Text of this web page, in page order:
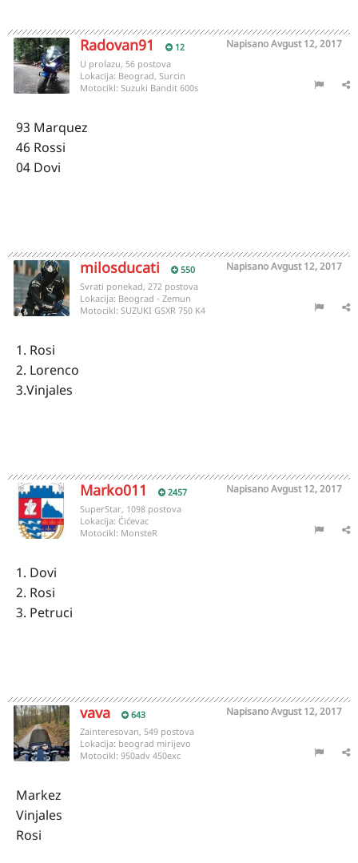
Radovan91 12 NapisanoAvgust 12, 2017
U prolazu, 56 postova
Lokacija: Beograd, Surcin
Motocikl: Suzuki Bandit 600s
93 Marquez
46 Rossi
04 Dovi
milosducati 550 NapisanoAvgust 12, 2017
Svrati ponekad, 272 postova
Lokacija: Beograd - Zemun
Motocikl: SUZUKI GSXR 750 K4
1. Rosi
2. Lorenco
3.Vinjales
Marko011 2457 NapisanoAvgust 12, 2017
SuperStar, 1098 postova
Lokacija: Ćićevac
Motocikl: MonsteR
1. Dovi
2. Rosi
3. Petruci
vava 643 NapisanoAvgust 12, 2017
Zainteresovan, 549 postova
Lokacija: beograd mirijevo
Motocikl: 950adv 450exc
Markez
Vinjales
Rosi